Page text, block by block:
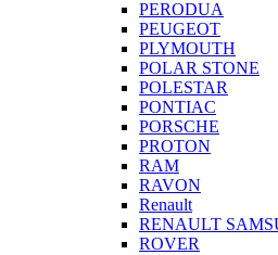
PERODUA
PEUGEOT
PLYMOUTH
POLAR STONE
POLESTAR
PONTIAC
PORSCHE
PROTON
RAM
RAVON
Renault
RENAULT
ROVER